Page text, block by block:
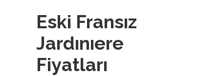
Eski Fransız
Jardınıere
Fiyatları